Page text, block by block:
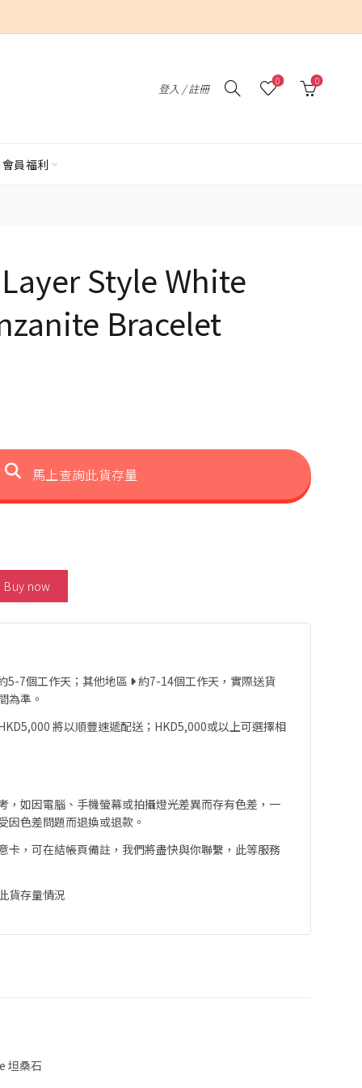
登入 / 註冊
0 0
會員福利
Style White
Bracelet
馬上查詢此貨存量
Crystal & Tanzanite Bracelet 數量
Buy now
5-7個工作天；其他地區 約7-14個工作天，實際送貨
為準。
將以順豐速遞配送；HKD5,000或以上可選擇相
，如因電腦、手機螢幕或拍攝燈光差異而存有色差，一
因色差問題而退換或退款。
卡，可在結帳頁備註，我們將盡快與你聯繫，此等服務
貨存量情況
坦桑石